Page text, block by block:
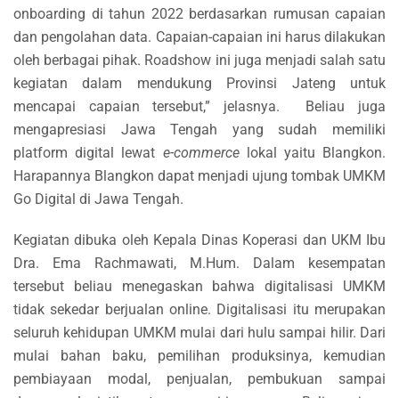
onboarding di tahun 2022 berdasarkan rumusan capaian
dan pengolahan data. Capaian-capaian ini harus dilakukan
oleh berbagai pihak. Roadshow ini juga menjadi salah satu
kegiatan dalam mendukung Provinsi Jateng untuk
mencapai capaian tersebut,” jelasnya. Beliau juga
mengapresiasi Jawa Tengah yang sudah memiliki
platform digital lewat e-commercelokal yaitu Blangkon.
Harapannya Blangkon dapat menjadi ujung tombak UMKM
Go Digital di Jawa Tengah.
Kegiatan dibuka oleh Kepala Dinas Koperasi dan UKM Ibu
Dra. Ema Rachmawati, M.Hum. Dalam kesempatan
tersebut beliau menegaskan bahwa digitalisasi UMKM
tidak sekedar berjualan online. Digitalisasi itu merupakan
seluruh kehidupan UMKM mulai dari hulu sampai hilir. Dari
mulai bahan baku, pemilihan produksinya, kemudian
pembiayaan modal, penjualan, pembukuan sampai